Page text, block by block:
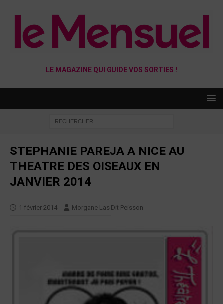
LE MAGAZINE QUI GUIDE VOS SORTIES !
STEPHANIE PAREJA A NICE AU
THEATRE DES OISEAUX EN
JANVIER 2014
1 février 2014 Morgane Las Dit Peisson